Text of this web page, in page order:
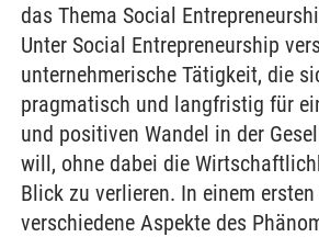
das Thema Social
Unter Social Entrepreneurship
unternehmerische Tätigkeit, die
pragmatisch und langfristig für
und positiven Wandel in der
will, ohne dabei die
Blick zu verlieren. In einem
verschiedene Aspekte des